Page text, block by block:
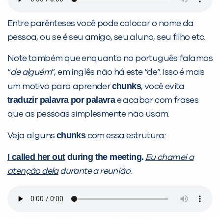
Entre parênteses você pode colocar o nome da
pessoa, ou se é seu amigo, seu aluno, seu filho etc.
Note também que enquanto no português falamos
“de alguém”, em inglês não há este “de”. Isso é mais
um motivo para aprenderchunks, você evita
traduzir palavra por palavrae acabar com frases
que as pessoas simplesmente não usam.
Veja alguns chunkscom essa estrutura:
I called her outduring the meeting. Eu chamei a
atenção deladurante a reunião.